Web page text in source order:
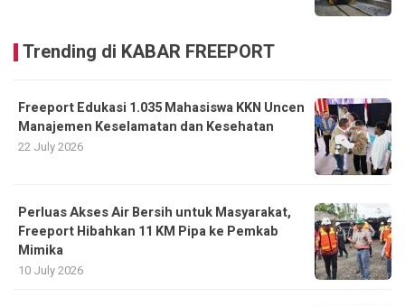
Trending di KABAR FREEPORT
Freeport Edukasi 1.035 Mahasiswa KKN Uncen
Manajemen Keselamatan dan Kesehatan
22 July 2026
Perluas Akses Air Bersih untuk Masyarakat,
Freeport Hibahkan 11 KM Pipa ke Pemkab
Mimika
10 July 2026